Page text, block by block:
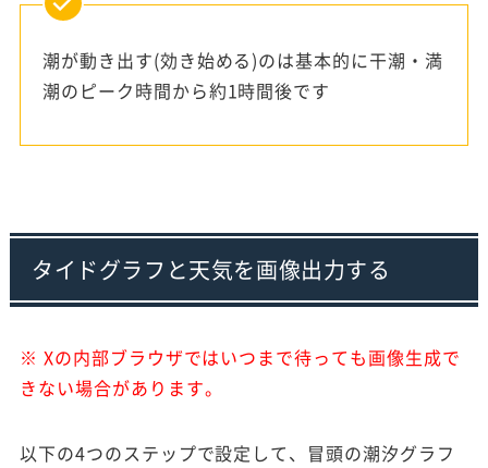
潮が動き出す(効き始める)のは基本的に干潮・満
潮のピーク時間から約1時間後です
タイドグラフと天気を画像出力する
※ Xの内部ブラウザではいつまで待っても画像生成で
きない場合があります。
以下の4つのステップで設定して、冒頭の潮汐グラフ